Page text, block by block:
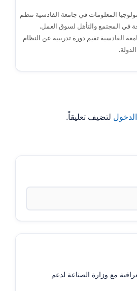
المعلومات في جامعة القادسية تنظم
في المجتمع والتأهل لسوق العمل.
القادسية تقيم دورة تدريبية عن النظام
لتضيف تعليقاً.
مع وزارة الصناعة لدعم